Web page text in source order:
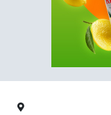
kronika